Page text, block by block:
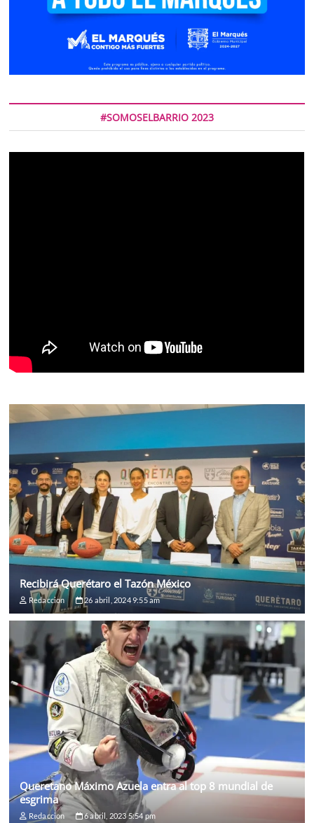
#SOMOSELBARRIO 2023
Recibirá Querétaro el Tazón México
Redaccion 26 abril, 2024 9:55 am
Queretano Máximo Azuela entra al top 8 mundial de
esgrima
Redaccion 6 abril, 2023 5:54 pm